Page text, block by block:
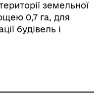
земельної
0,7 га, для
будівель і